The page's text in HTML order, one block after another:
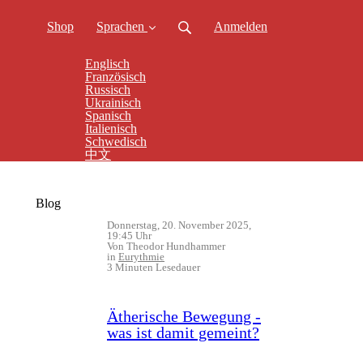
Shop Sprachen
Englisch
Französisch
Russisch
Ukrainisch
Spanisch
Italienisch
Schwedisch
中文
Anmelden
Blog
Donnerstag, 20. November 2025,
19:45 Uhr
Von Theodor Hundhammer
in Eurythmie
3 Minuten Lesedauer
Ätherische Bewegung -
was ist damit gemeint?